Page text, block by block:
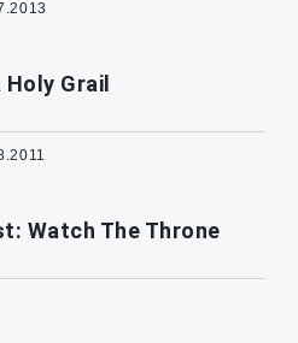
Grail
Watch The Throne